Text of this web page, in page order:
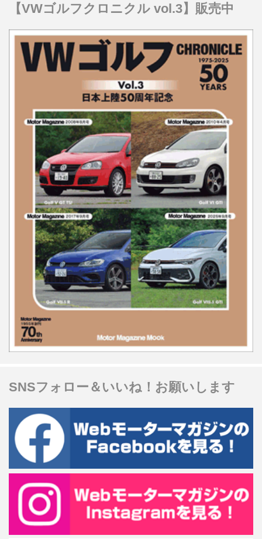
【VWゴルフクロニクル vol.3】販売中
SNSフォロー＆いいね！お願いします